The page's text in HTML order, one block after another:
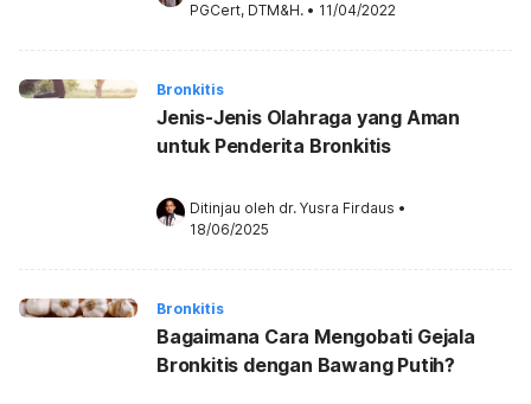
PGCert, DTM&H. • 11/04/2022
Bronkitis
Jenis-Jenis Olahraga yang Aman
untuk Penderita Bronkitis
Ditinjau oleh dr. Yusra Firdaus •
18/06/2025
Bronkitis
Bagaimana Cara Mengobati Gejala
Bronkitis dengan Bawang Putih?